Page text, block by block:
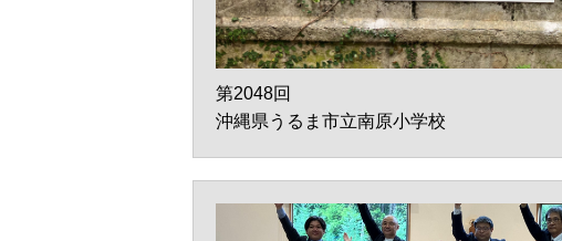
第2048回
沖縄県うるま市立南原小学校